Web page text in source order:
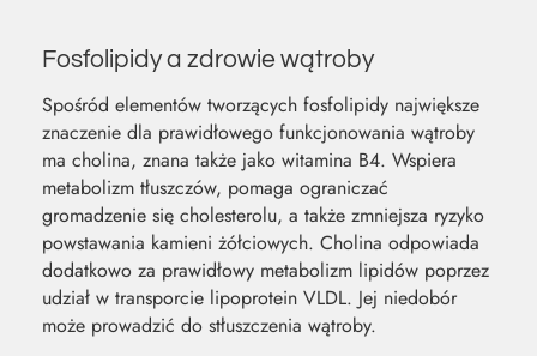
Fosfolipidy a zdrowie wątroby
Spośród elementów tworzących fosfolipidy największe
znaczenie dla prawidłowego funkcjonowania wątroby
ma cholina, znana także jako witamina B4. Wspiera
metabolizm tłuszczów, pomaga ograniczać
gromadzenie się cholesterolu, a także zmniejsza ryzyko
powstawania kamieni żółciowych. Cholina odpowiada
dodatkowo za prawidłowy metabolizm lipidów poprzez
udział w transporcie lipoprotein VLDL. Jej niedobór
może prowadzić do stłuszczenia wątroby.